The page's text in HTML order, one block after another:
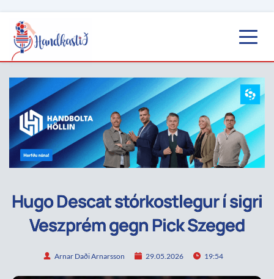
Hugo Descat stórkostlegur í sigri
Veszprém gegn Pick Szeged
Arnar Daði Arnarsson 29.05.2026 19:54